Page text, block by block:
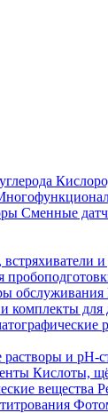
Сменные
и
обслуживания
комплекты для
и pH-
Кислоты,
вещества